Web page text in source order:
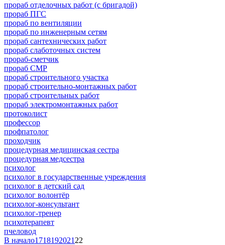
прораб отделочных работ (с бригадой)
прораб ПГС
прораб по вентиляции
прораб по инженерным сетям
прораб сантехнических работ
прораб слаботочных систем
прораб-сметчик
прораб СМР
прораб строительного участка
прораб строительно-монтажных работ
прораб строительных работ
прораб электромонтажных работ
протоколист
профессор
профпатолог
проходчик
процедурная медицинская сестра
процедурная медсестра
психолог
психолог в государственные учреждения
психолог в детский сад
психолог волонтёр
психолог-консультант
психолог-тренер
психотерапевт
пчеловод
В начало1718192021 22